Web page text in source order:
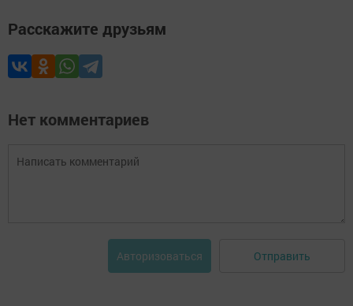
Расскажите друзьям
Нет комментариев
Авторизоваться Отправить